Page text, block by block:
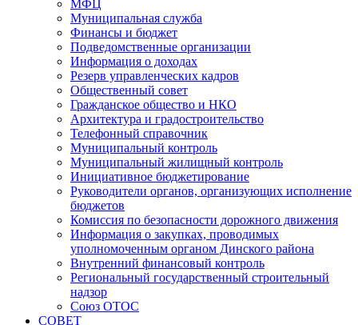
МФЦ
Муниципальная служба
Финансы и бюджет
Подведомственные организации
Информация о доходах
Резерв управленческих кадров
Общественный совет
Гражданское общество и НКО
Архитектура и градостроительство
Телефонный справочник
Муниципальный контроль
Муниципальный жилищный контроль
Инициативное бюджетирование
Руководители органов, организующих исполнение
бюджетов
Комиссия по безопасности дорожного движения
Информация о закупках, проводимых
уполномоченным органом Динского района
Внутренний финансовый контроль
Региональный государственный строительный
надзор
Союз ОТОС
СОВЕТ